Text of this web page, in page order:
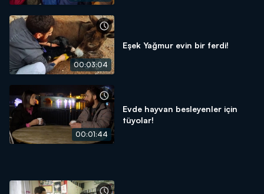
00:03:04
Eşek Yağmur evin bir ferdi!
00:01:44
Evde hayvan besleyenler için
tüyolar!